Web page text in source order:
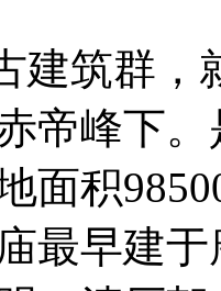
建筑群，
帝峰下
面积
最早建